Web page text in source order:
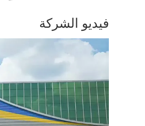
فيديو الشركة